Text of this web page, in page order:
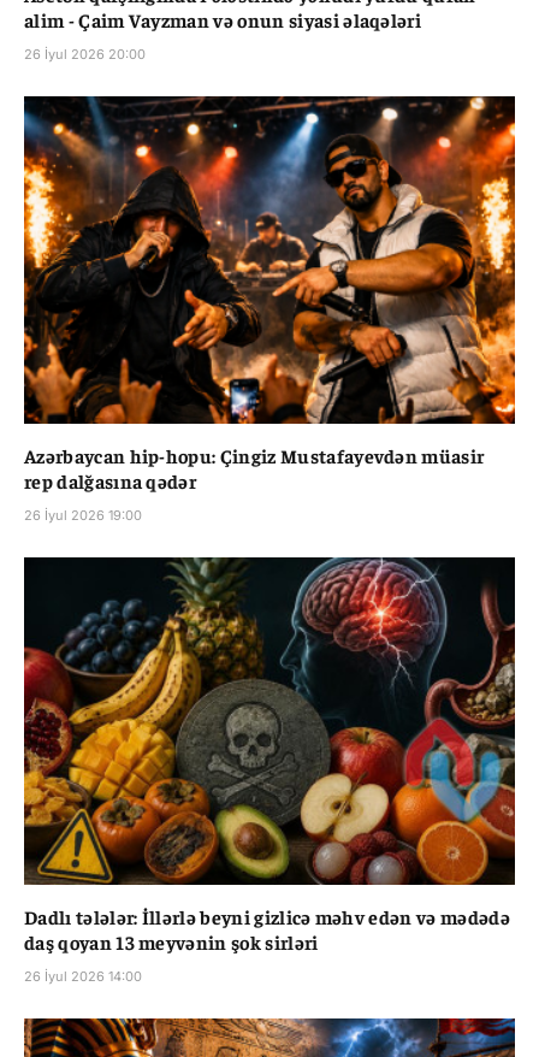
alim - Çaim Vayzman və onun siyasi əlaqələri
26 İyul 2026 20:00
Azərbaycan hip-hopu: Çingiz Mustafayevdən müasir
rep dalğasına qədər
26 İyul 2026 19:00
Dadlı tələlər: İllərlə beyni gizlicə məhv edən və mədədə
daş qoyan 13 meyvənin şok sirləri
26 İyul 2026 14:00